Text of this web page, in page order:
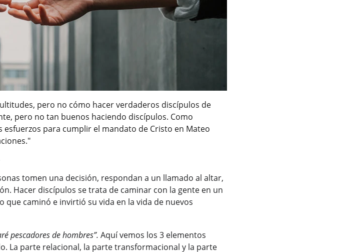
pero no cómo hacer verdaderos discípulos de
pero no tan buenos haciendo discípulos. Como
para cumplir el mandato de Cristo en Mateo
tomen una decisión, respondan a un llamado al altar,
Hacer discípulos se trata de caminar con la gente en un
caminó e invirtió su vida en la vida de nuevos
pescadores de hombres”. Aquí vemos los 3 elementos
La parte relacional, la parte transformacional y la parte